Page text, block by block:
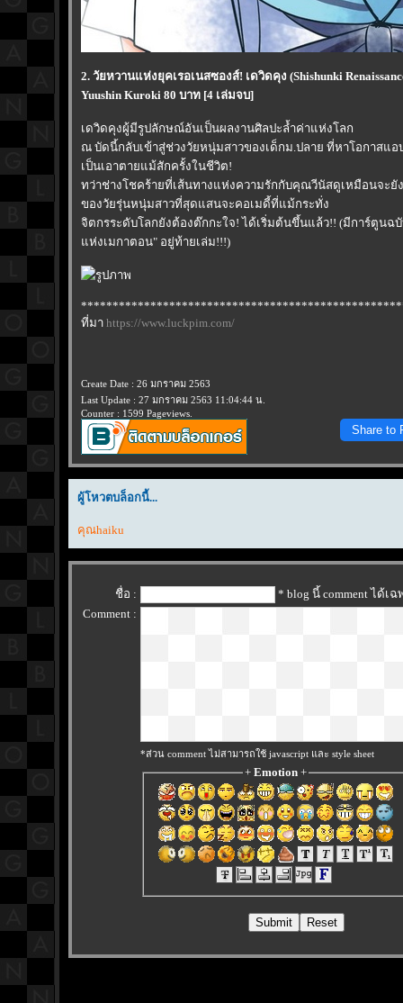
2. วัยหวานแห่งยุคเรอเนสซองส์! เดวิดคุง (Shishunki
Yuushin Kuroki 80 บาท [4 เล่มจบ]
เดวิดคุงผู้มีรูปลักษณ์อันเป็นผลงานศิลปะล้ำค่าแห่งโลก
ณ บัดนี้กลับเข้าสู่ช่วงวัยหนุ่มสาวของเด็กม.ปลาย ที่หาโอกาสแอ
เป็นเอาตายแม้สักครั้งในชีวิต!
ทว่าช่างโชคร้ายที่เส้นทางแห่งความรักกับคุณวีนัสดูเหมือนจะยัง
ของวัยรุ่นหนุ่มสาวที่สุดแสนจะคอเมดี้ที่แม้กระทั่ง
จิตกรระดับโลกยังต้องต๊กกะใจ! ได้เริ่มต้นขึ้นแล้ว!! (มีการ์ตูนฉ
ห่งเมกาตอน" อยู่ท้ายเล่ม!!!)
ที่มา https://www.luckpim.com/
Create Date : 26 มกราคม 2563
Last Update : 27 มกราคม 2563 11:04:44 น.
Counter : 1599 Pageviews.
Share to
ผู้โหวตบล็อกนี้...
คุณhaiku
ชื่อ :
* blog นี้ comment ได้เ
Comment :
*ส่วน comment ไม่สามารถใช้ javascript และ style sheet
+ Emotion+